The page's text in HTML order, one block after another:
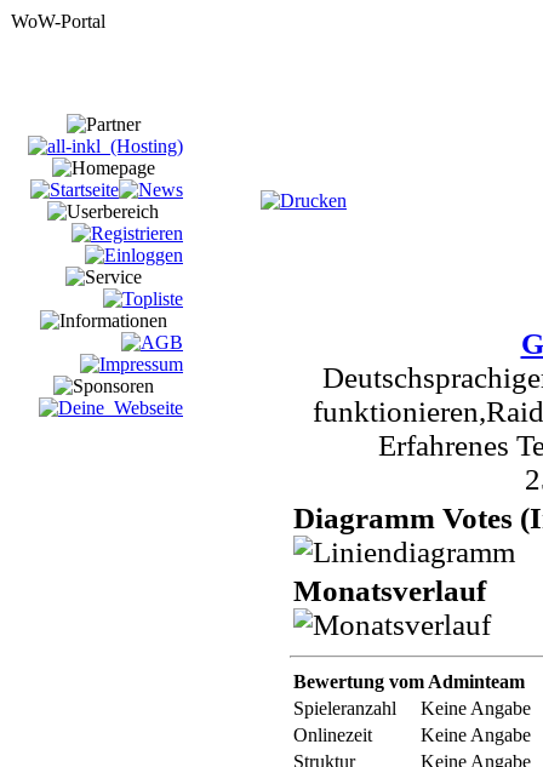
Erfahrenes
Diagramm Votes
Monatsverlauf
Bewertung vom Adminteam
Spieleranzahl
Keine Angabe
Onlinezeit
Keine Angabe
Struktur
Keine Angabe